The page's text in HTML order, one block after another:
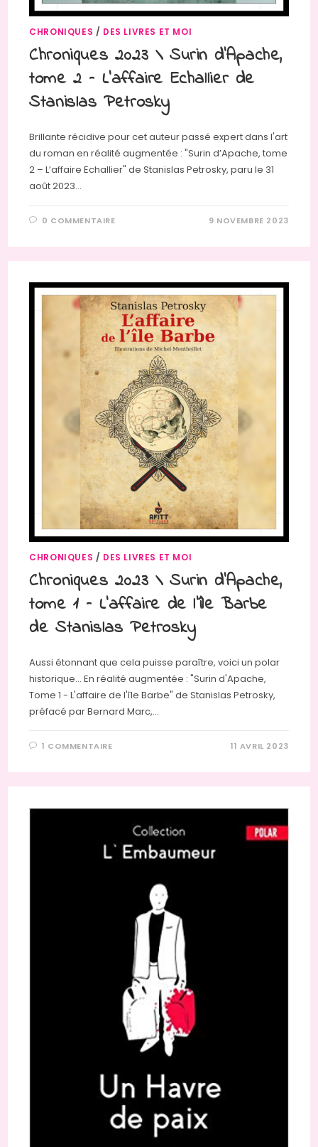
CHRONIQUES / DES LIVRES ET MOI
Chroniques 2023 \ Surin d’Apache,
tome 2 – L’affaire Echallier de
Stanislas Petrosky
Brillante récidive pour cet auteur passé expert dans l'art
du roman en réalité augmentée : "Surin d’Apache, tome
2 – L’affaire Echallier" de Stanislas Petrosky, paru le 31
août 2023…
0 COMMENTAIRE 9 NOVEMBRE 2023
CHRONIQUES / DES LIVRES ET MOI
Chroniques 2023 \ Surin d’Apache,
tome 1 – L’affaire de l’île Barbe
de Stanislas Petrosky
Aussi étonnant que cela puisse paraître, voici un polar
historique... En réalité augmentée : "Surin d'Apache,
Tome 1 - L'affaire de l'île Barbe" de Stanislas Petrosky,
préfacé par Bernard Marc,…
1 COMMENTAIRE 11 AVRIL 2023